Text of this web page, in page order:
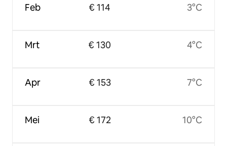
Feb
Mrt
Apr
Mei
€ 114
€ 130
€ 153
€ 172
3°C
4°C
7°C
10°C